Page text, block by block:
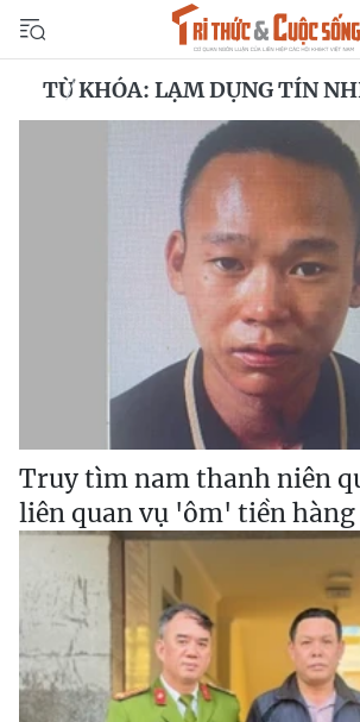
TỪ KHÓA: LẠM DỤNG TÍN
Truy tìm nam thanh niên
liên quan vụ 'ôm' tiền